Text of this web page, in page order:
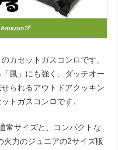
Amazon
カセットガスコンロです。
風」にも強く、ダッチオー
られるアウトドアクッキン
トガスコンロです。
常サイズと、コンパクトな
火力のジュニアの2サイズ販